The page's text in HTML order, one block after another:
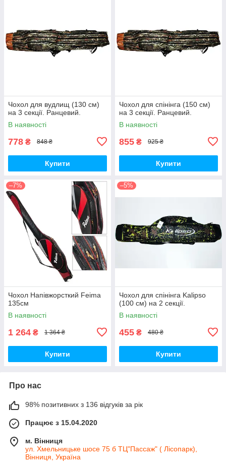
Чохол для вудлищ (130 см)
на 3 секції. Ранцевий.
В наявності
778 ₴ 848 ₴
Купити
Чохол для спінінга (150 см)
на 3 секції. Ранцевий.
В наявності
855 ₴ 925 ₴
Купити
–7%
Чохол Напівжорсткий Feima
135см
В наявності
1 264 ₴ 1 364 ₴
Купити
–5%
Чохол для спінінга Kalipso
(100 см) на 2 секції.
В наявності
455 ₴ 480 ₴
Купити
Про нас
98% позитивних з 136 відгуків за рік
Працює з 15.04.2020
м. Вінниця
ул. Хмельницьке шосе 75 б ТЦ"Пассаж" ( Лісопарк),
Вінниця, Україна